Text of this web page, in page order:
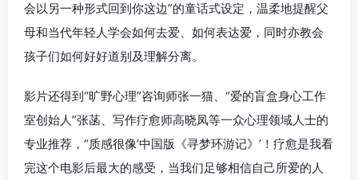
会以另一种形式回到你这边”的童话式设定，温柔地提醒父
母和当代年轻人学会如何去爱、如何表达爱，同时亦教会
孩子们如何好好道别及理解分离。
影片还得到“旷野心理”咨询师张一猫、“爱的盲盒身心工作
室创始人”张菡、写作疗愈师高晓凤等一众心理领域人士的
专业推荐，“质感很像‘中国版《寻梦环游记》’！疗愈是我看
完这个电影后最大的感受，当我们足够相信自己所爱的人